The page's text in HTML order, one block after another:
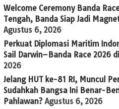
Welcome Ceremony Banda
Tengah, Banda Siap Jadi
Agustus 6, 2026
Perkuat Diplomasi Maritim
Sail Darwin–Banda Race 2026
2026
Jelang HUT ke-81 RI, Muncul
Sudahkah Bangsa Ini Benar-
Pahlawan? Agustus 6, 2026